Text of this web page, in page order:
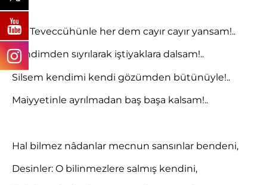
Âh! Teveccühünle her dem cayır cayır yansam!..
Kendimden sıyrılarak iştiyaklara dalsam!..
Silsem kendimi kendi gözümden bütünüyle!..
Maiyyetinle ayrılmadan baş başa kalsam!..
Hal bilmez nâdanlar mecnun sansınlar bendeni,
Desinler: O bilinmezlere salmış kendini,